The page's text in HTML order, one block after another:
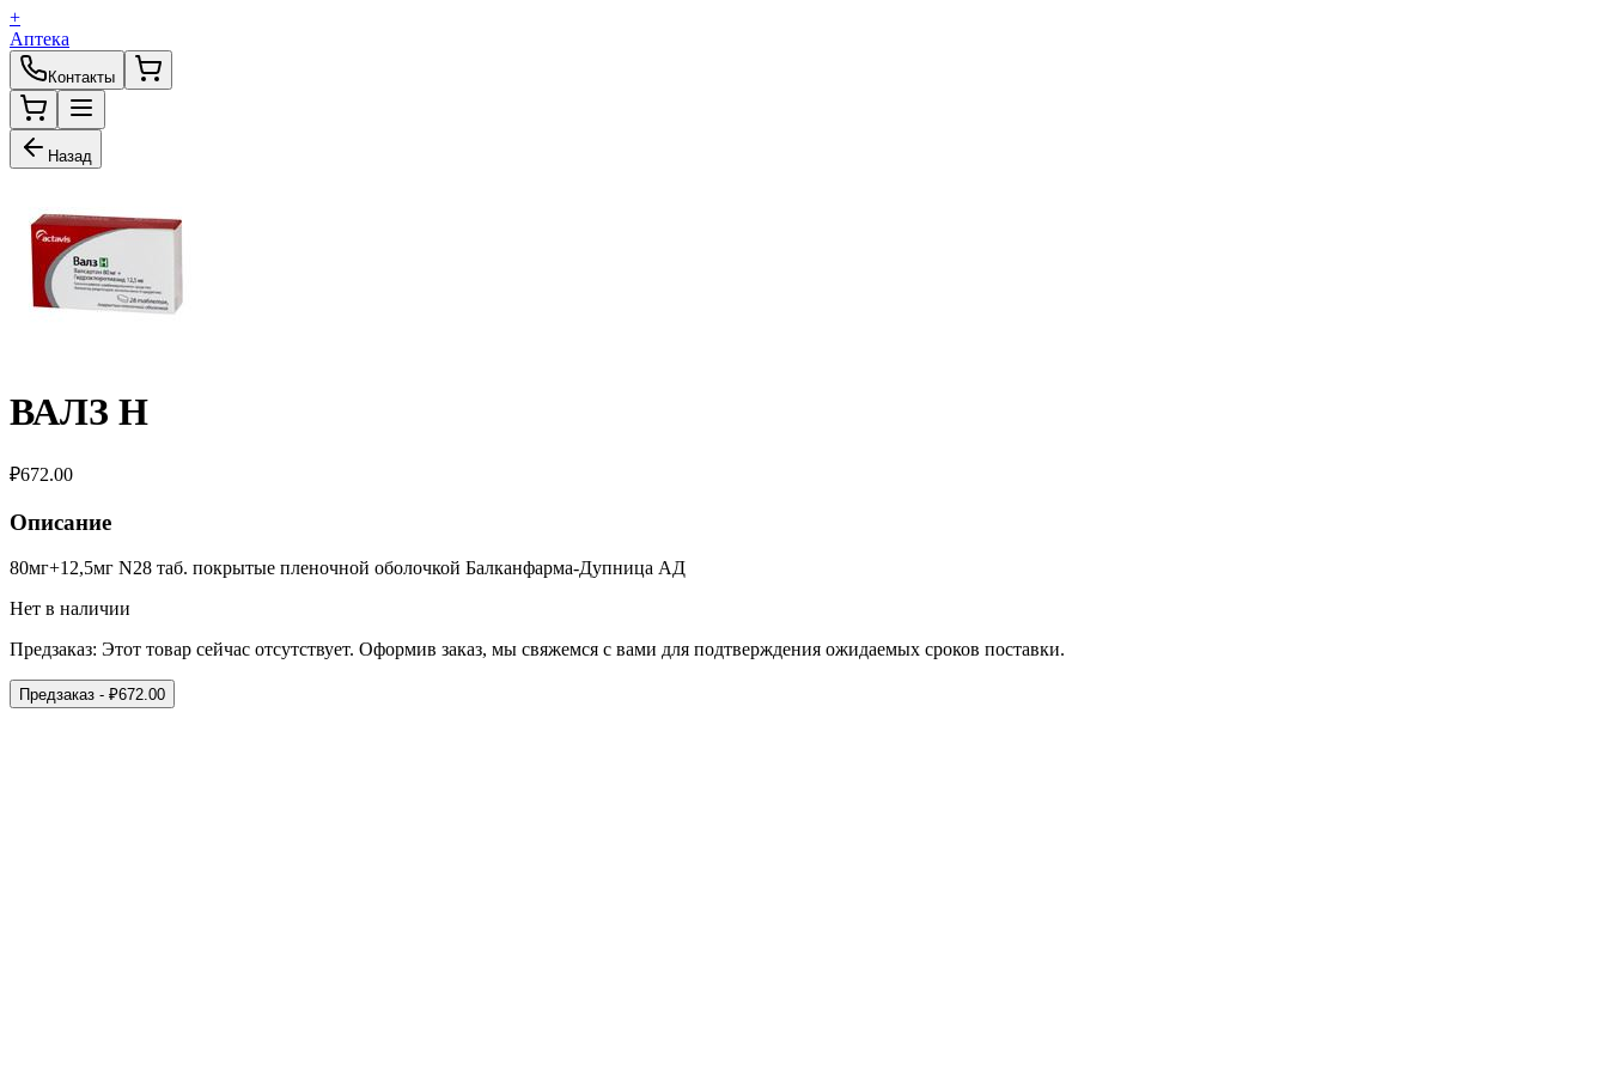
+
Аптека
Контакты
Назад
ВАЛЗ Н
₽672.00
Описание
80мг+12,5мг N28 таб. покрытые пленочной оболочкой Балканфарма-Дупница АД
Нет в наличии
Предзаказ: Этот товар сейчас отсутствует. Оформив заказ, мы свяжемся с вами для подтверждения ожидаемых сроков поставки.
Предзаказ - ₽672.00